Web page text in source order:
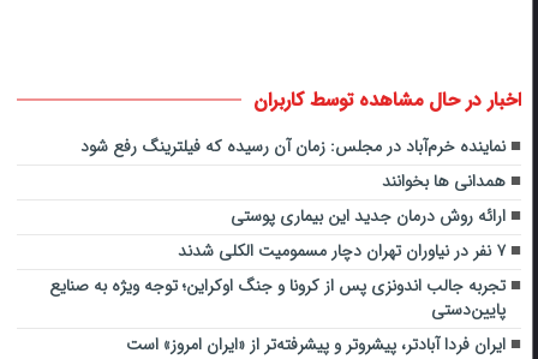
اخبار در حال مشاهده توسط کاربران
نماینده خرم‌آباد در مجلس: زمان آن رسیده که فیلترینگ رفع شود
همدانی ها بخوانند
ارائه روش درمان جدید این بیماری پوستی
۷ نفر در نیاوران تهران دچار مسمومیت الکلی شدند
تجربه جالب اندونزی پس از کرونا و جنگ اوکراین؛ توجه ویژه به صنایع
پایین‌دستی
ایران فردا آبادتر، پیشروتر و پیشرفته‌تر از «ایران امروز» است